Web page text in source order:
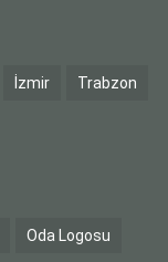
İzmir Trabzon
Oda Logosu